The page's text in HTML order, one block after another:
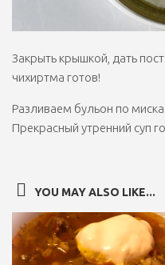
Закрыть крышкой, дать
чихиртма готов!
Разливаем бульон по
Прекрасный утренний суп
YOU MAY ALSO LIKE...